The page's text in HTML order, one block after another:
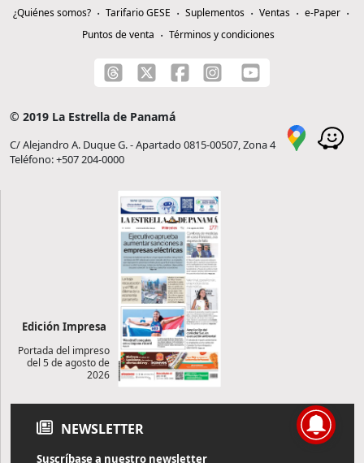
¿Quiénes somos? Tarifario GESE Suplementos Ventas
e-Paper
Puntos de venta
Términos y condiciones
© 2019 La Estrella de Panamá
C/ Alejandro A. Duque G. - Apartado 0815-00507, Zona 4
Teléfono: +507 204-0000
Edición Impresa
Portada del impreso
del 5 de agosto de
2026
NEWSLETTER
Suscríbase a nuestro newsletter